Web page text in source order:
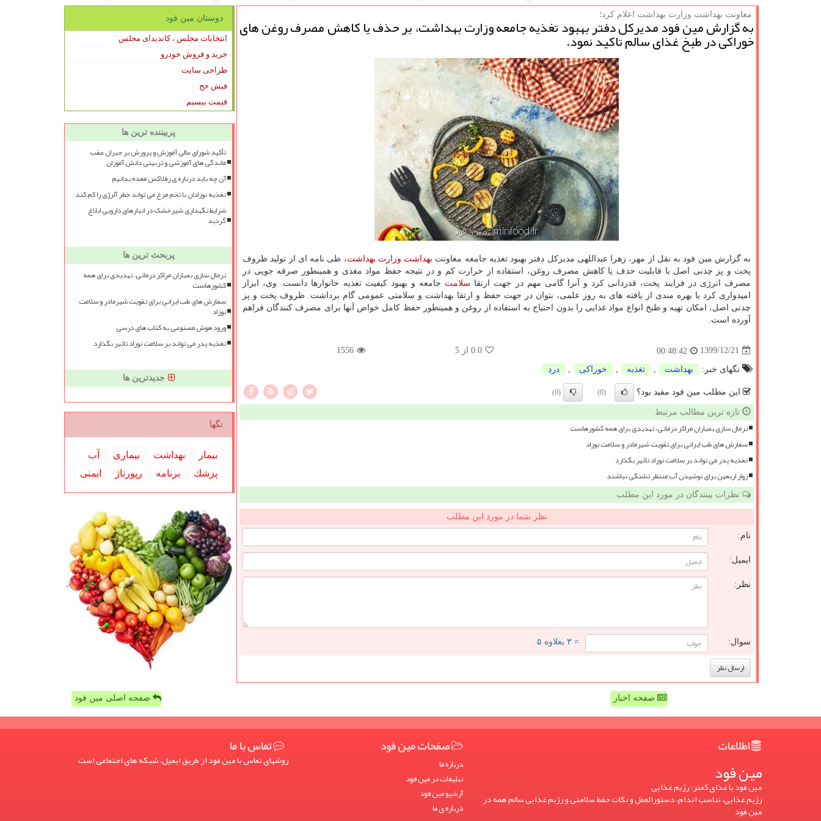
معاونت بهداشت وزارت بهداشت اعلام كرد؛
به گزارش مین فود مدیرکل دفتر بهبود تغذیه جامعه وزارت بهداشت، بر حذف یا کاهش مصرف روغن های
خوراکی در طبخ غذای سالم تاکید نمود.
به گزارش مین فود به نقل از مهر، زهرا عبداللهی مدیرکل دفتر بهبود تغذیه جامعه معاونت بهداشت وزارت بهداشت، طی نامه ای از تولید ظروف
پخت و پز چدنی اصل با قابلیت حذف یا کاهش مصرف روغن، استفاده از حرارت کم و در نتیجه حفظ مواد مغذی و همینطور صرفه جویی در
مصرف انرژی در فرایند پخت، قدردانی کرد و آنرا گامی مهم در جهت ارتقا سلامت جامعه و بهبود کیفیت تغذیه خانوارها دانست. وی، ابراز
امیدواری کرد با بهره مندی از یافته های به روز علمی، بتوان در جهت حفظ و ارتقا بهداشت و سلامتی عمومی گام برداشت. ظروف پخت و پز
چدنی اصل، امکان تهیه و طبخ انواع مواد غذایی را بدون احتیاج به استفاده از روغن و همینطور حفظ کامل خواص آنها برای مصرف کنندگان فراهم
آورده است.
1399/12/21
00:48:42
0.0 از 5 1556
تگهای خبر: بهداشت تغذیه خوراكی درد
این مطلب مین فود مفید بود؟ (0)
(0)
تازه ترین مطالب مرتبط
نرمال سازی بمباران مراکز درمانی، تهدیدی برای همه کشورهاست
سفارش های طب ایرانی برای تقویت شیرمادر و سلامت نوزاد
تغذیه پدر می تواند بر سلامت نوزاد تاثیر بگذارد
زوار اربعین برای نوشیدن آب منتظر تشنگی نباشند
نظرات بینندگان در مورد این مطلب
نظر شما در مورد این مطلب
نام:
ایمیل:
نظر:
سوال: = ۳ بعلاوه ۵
دوستان مین فود
انتخابات مجلس ، کاندیدای مجلس
خرید و فروش خودرو
طراحی سایت
فیش حج
قیمت بیسیم
پربیننده ترین ها
تأکید شورای عالی آموزش و پرورش بر جبران عقب
ماندگی های آموزشی و تربیتی دانش آموزان
آن چه باید درباره ی رفلاکس معده بدانیم
تغذیه نوزادان با تخم مرغ می تواند خطر آلرژی را کم کند
شرایط نگهداری شیرخشک در انبارهای دارویی ابلاغ
گردید
پربحث ترین ها
نرمال سازی بمباران مراکز درمانی، تهدیدی برای همه
کشورهاست
سفارش های طب ایرانی برای تقویت شیرمادر و سلامت
نوزاد
ورود هوش مصنوعی به کتاب های درسی
تغذیه پدر می تواند بر سلامت نوزاد تاثیر بگذارد
جدیدترین ها
تگها
بیمار بهداشت بیماری
آب
پزشك
برنامه رپورتاژ ایمنی
صفحه اخبار صفحه اصلی مین فود
اطلاعات
مین فود
مین فود یا غذای کمتر: رژیم غذایی
رژیم غذایی، تناسب اندام، دستورالعمل و نکات حفظ سلامتی و رژیم غذایی سالم همه در
مین فود
صفحات مین فود
درباره ما
تبلیغات در مین فود
آرشیو مین فود
درباره ی ما
تماس با ما
روشهای تماس با مین فود از طریق ایمیل، شبکه های اجتماعی است